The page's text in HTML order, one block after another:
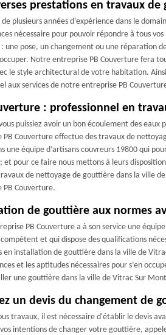
prestations en travaux
de plusieurs années d’expérience dans le
nécessaire pour pouvoir répondre à tous
une pose, un changement ou une réparation
occuper. Notre entreprise PB Couverture fera
le style architectural de votre habitation.
aux services de notre entreprise PB
: professionnel en
puissiez avoir un bon écoulement des
PB Couverture effectue des travaux de
une équipe d’artisans couvreurs 19800 qui
et pour ce faire nous mettons à leurs
de nettoyage de gouttière dans la ville
PB Couverture.
de gouttière aux normes
PB Couverture a à son service une
et qui dispose des qualifications
en installation de gouttière dans la ville de
et les aptitudes nécessaires pour s’en
une gouttière dans la ville de Vitrac Sur
un devis du changement de
travaux, il est nécessaire d'établir le devis
intentions de changer votre gouttière,